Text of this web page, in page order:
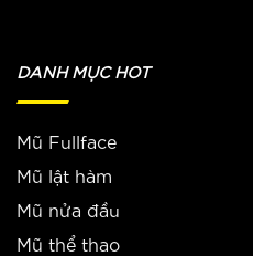
DANH MỤC HOT
Mũ Fullface
Mũ lật hàm
Mũ nửa đầu
Mũ thể thao